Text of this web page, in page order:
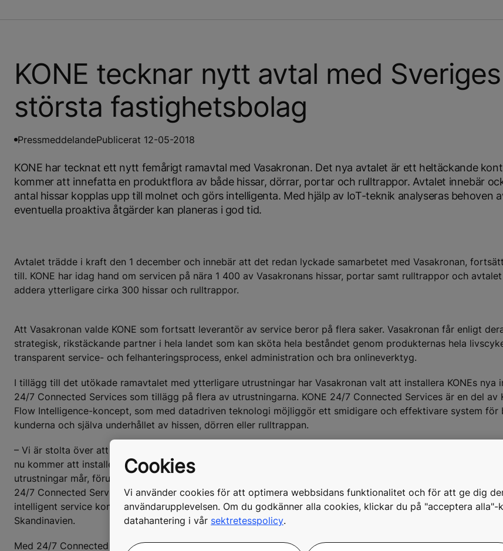
KONE tecknar nytt avtal med Sveriges
största fastighetsbolag
PressmeddelandePublicerat 12-05-2018
KONE har tecknat ett nytt femårigt ramavtal med Vasakronan. Det nya avtalet är ett heltäckande
kommer att innefatta en produktflora av både hissar, dörrar, portar och rulltrappor. Avtalet innebär
antal hissar kopplas upp till molnet och görs intelligenta. Med hjälp av IoT-teknik analyseras behoven
eventuella proaktiva åtgärder kan planeras i god tid.
Avtalet trädde i kraft den 1 december och innebär att det redan lyckade samarbetet med Vasakronan,
till. KONE har idag hand om servicen på nära 1 400 av Vasakronans hissar, portar samt rulltrappor och
addera ytterligare cirka 300 hissar och rulltrappor.
Att Vasakronan valde KONE som fortsatt leverantör av service beror på flera saker. Vasakronan får enligt
strategisk, rikstäckande partner i hela landet som kan sköta hela beståndet genom produkternas hela
transparent service- och felhanteringsprocess, enkel administration och bra onlineverktyg.
I tillägg till det utökade ramavtalet med ytterligare utrustningar har Vasakronan valt att installera KONEs nya
24/7 Connected Services som tillägg på flera av utrustningarna. KONE 24/7 Connected Services är en del av
Flow Intelligence-koncept, som med datadriven teknologi möjliggör ett smidigare och effektivare system för
kunderna och själva underhållet av hissen, dörren eller rulltrappan.
– Vi är stolta över att ha fått ett fortsatt förtroende och ett utökat uppdrag hos Vasakronan. Vi är också
nu kommer att installera 24/7 Connected Services i ett stort antal av sina hissar. Vi kan därmed i realtid följa
utrustningar mår, förutse och förebygga driftstopp samt skräddarsy service till varje enskild utrustning. Tack
24/7 Connected Services kan antalet driftstopp på Vasakronans utrustningar minimeras i framtiden. Vi är
intelligent service kommer att förändra hela branschens sätt att arbeta, säger Jonas Granzell,
Skandinavien.
Med 24/7 Connected Services tar Vasakronan alltså steget längre än traditionellt underhåll. Konceptet
Cookies
Vi använder cookies för att optimera webbsidans funktionalitet och för att ge dig
användarupplevelsen. Om du godkänner alla cookies, klickar du på "acceptera alla"-
datahantering i vår sektretesspolicy.